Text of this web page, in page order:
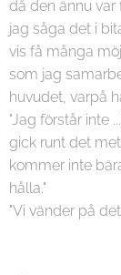
då den ännu
jag såga det i
vis få många
som jag
huvudet, varpå
"Jag förstår inte
gick runt det
kommer inte
hålla."
"Vi vänder på